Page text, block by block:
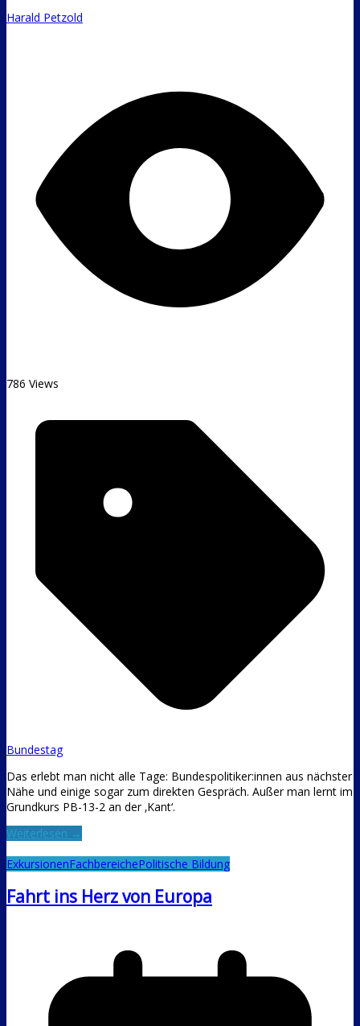
Harald Petzold
786 Views
Bundestag
Das erlebt man nicht alle Tage: Bundespolitiker:innen aus nächster
Nähe und einige sogar zum direkten Gespräch. Außer man lernt im
Grundkurs PB-13-2 an der ‚Kant‘.
Weiterlesen →
ExkursionenFachbereichePolitische Bildung
Fahrt ins Herz von Europa